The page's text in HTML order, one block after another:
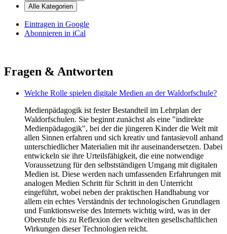
Alle Kategorien
Eintragen in Google
Abonnieren in iCal
Fragen & Antworten
Welche Rolle spielen digitale Medien an der Waldorfschule?
Medienpädagogik ist fester Bestandteil im Lehrplan der
Waldorfschulen. Sie beginnt zunächst als eine "indirekte
Medienpädagogik", bei der die jüngeren Kinder die Welt mit
allen Sinnen erfahren und sich kreativ und fantasievoll anhand
unterschiedlicher Materialien mit ihr auseinandersetzen. Dabei
entwickeln sie ihre Urteilsfähigkeit, die eine notwendige
Voraussetzung für den selbstständigen Umgang mit digitalen
Medien ist. Diese werden nach umfassenden Erfahrungen mit
analogen Medien Schritt für Schritt in den Unterricht
eingeführt, wobei neben der praktischen Handhabung vor
allem ein echtes Verständnis der technologischen Grundlagen
und Funktionsweise des Internets wichtig wird, was in der
Oberstufe bis zu Reflexion der weltweiten gesellschaftlichen
Wirkungen dieser Technologien reicht.